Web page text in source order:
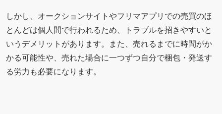
しかし、オークションサイトやフリマアプリでの売買のほ
とんどは個人間で行われるため、トラブルを招きやすいと
いうデメリットがあります。また、売れるまでに時間がか
かる可能性や、売れた場合に一つずつ自分で梱包・発送す
る労力も必要になります。